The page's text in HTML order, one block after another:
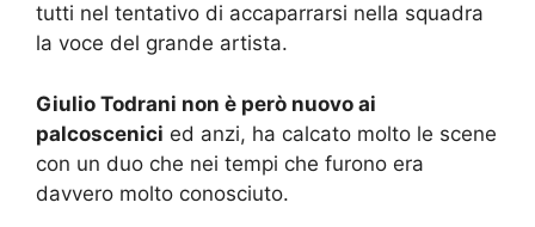
tutti nel tentativo di accaparrarsi nella squadra
la voce del grande artista.
Giulio Todrani non è però nuovo ai
palcoscenici ed anzi, ha calcato molto le scene
con un duo che nei tempi che furono era
davvero molto conosciuto.